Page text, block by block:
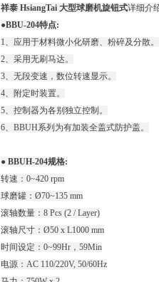
祥泰 HsiangTai 大型球磨机旋钮式详细介
●BBU-204特点:
1、应用于材料微小化研磨、粉碎及分散。
2、采用无刷马达。
3、无段变速，数位转速显示。
4、附定时装置。
5、控制器为各别独立控制。
6、BBUH系列为有加装全盖式防护盖。
● BBUH-204规格:
转速：0~420 rpm
球磨罐：Ø70~135 mm
滚轴数量：8 Pcs (2 / Layer)
滚轴尺寸：Ø50 x L1000 mm
时间设定：0~99Hr，59Min
电源：AC 110/220V, 50/60Hz